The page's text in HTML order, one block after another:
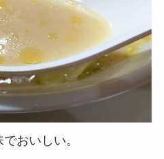
おいしい。